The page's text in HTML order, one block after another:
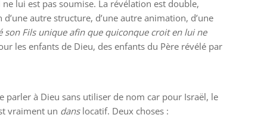
lui est pas soumise. La révélation est double,
autre structure, d’une autre animation, d’une
son Fils unique afin que quiconque croit en lui ne
les enfants de Dieu, des enfants du Père révélé par
parler à Dieu sans utiliser de nom car pour Israël, le
vraiment un danslocatif. Deux choses :